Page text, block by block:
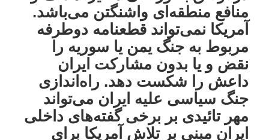
منافع منطقه‌ای واشنگتن می‌باشد.
آمریکا نمی‌تواند قطعنامه دوطرفه
مربوط به جنگ یمن یا سوریه را
نقض و یا بدون مشارکت ایران
داعش را شکست دهد. راه‌اندازی
جنگ سیاسی علیه ایران می‌تواند
مهر تائیدی بر برخی گفته‌های داخلی
ایران مبنی بر تلاش آمریکا برای